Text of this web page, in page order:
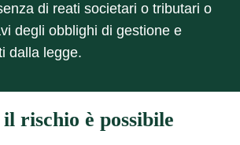
di reati societari o tributari o
degli obblighi di gestione e
dalla legge.
rischio è possibile